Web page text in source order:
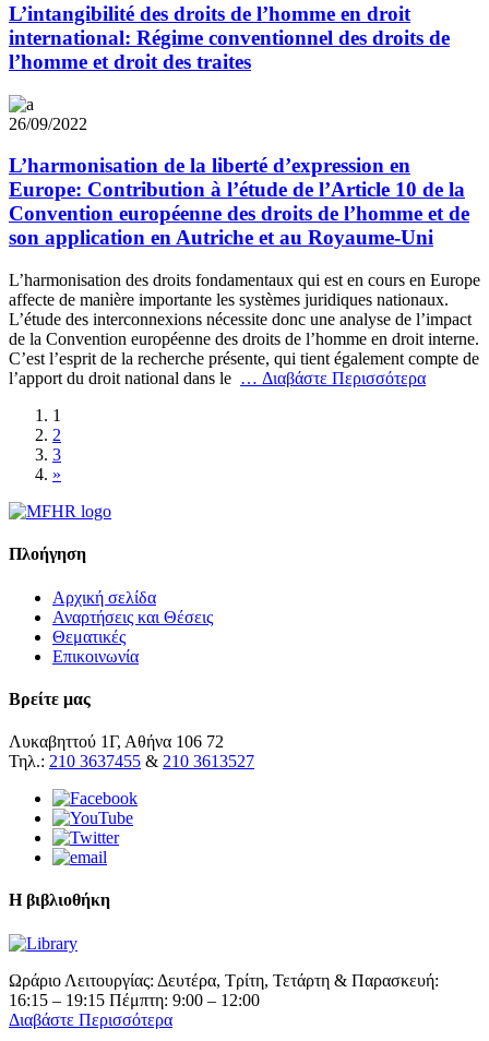
L’intangibilité des droits de l’homme en droit
international: Régime conventionnel des droits de
l’homme et droit des traites
26/09/2022
L’harmonisation de la liberté d’expression en
Europe: Contribution à l’étude de l’Article 10 de la
Convention européenne des droits de l’homme et de
son application en Autriche et au Royaume-Uni
L’harmonisation des droits fondamentaux qui est en cours en Europe
affecte de manière importante les systèmes juridiques nationaux.
L’étude des interconnexions nécessite donc une analyse de l’impact
de la Convention européenne des droits de l’homme en droit interne.
C’est l’esprit de la recherche présente, qui tient également compte de
l’apport du droit national dans le … Διαβάστε Περισσότερα
1
2
3
»
Πλοήγηση
Αρχική σελίδα
Αναρτήσεις και Θέσεις
Θεματικές
Επικοινωνία
Βρείτε μας
Λυκαβηττού 1Γ, Αθήνα 106 72
Τηλ.: 210 3637455 & 210 3613527
Η βιβλιοθήκη
Ωράριο Λειτουργίας: Δευτέρα, Τρίτη, Τετάρτη & Παρασκευή:
16:15 – 19:15 Πέμπτη: 9:00 – 12:00
Διαβάστε Περισσότερα